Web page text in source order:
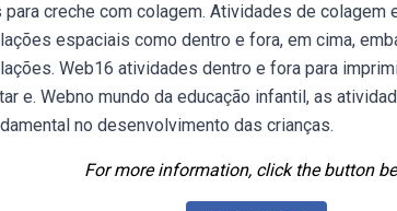
creche com colagem. Atividades de
espaciais como dentro e fora, em cima,
Web16 atividades dentro e fora para
e. Webno mundo da educação infantil, as
no desenvolvimento das crianças.
For more information, click the button